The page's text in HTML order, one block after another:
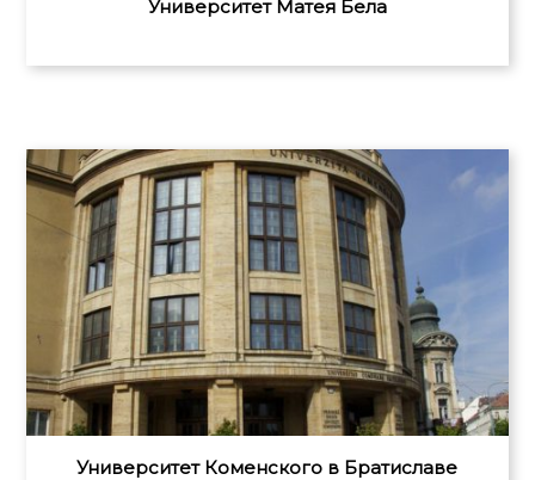
Университет Матея Бела
Университет Коменского в Братиславе